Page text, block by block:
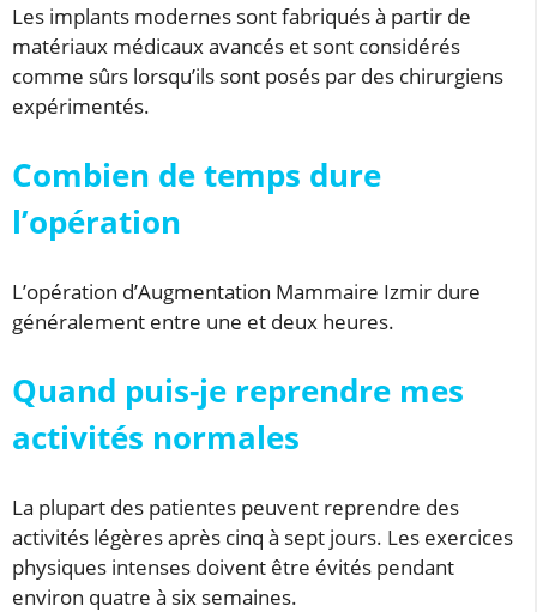
Les implants modernes sont fabriqués à partir de
matériaux médicaux avancés et sont considérés
comme sûrs lorsqu’ils sont posés par des chirurgiens
expérimentés.
Combien de temps dure
l’opération
L’opération d’Augmentation Mammaire Izmir dure
généralement entre une et deux heures.
Quand puis-je reprendre mes
activités normales
La plupart des patientes peuvent reprendre des
activités légères après cinq à sept jours. Les exercices
physiques intenses doivent être évités pendant
environ quatre à six semaines.